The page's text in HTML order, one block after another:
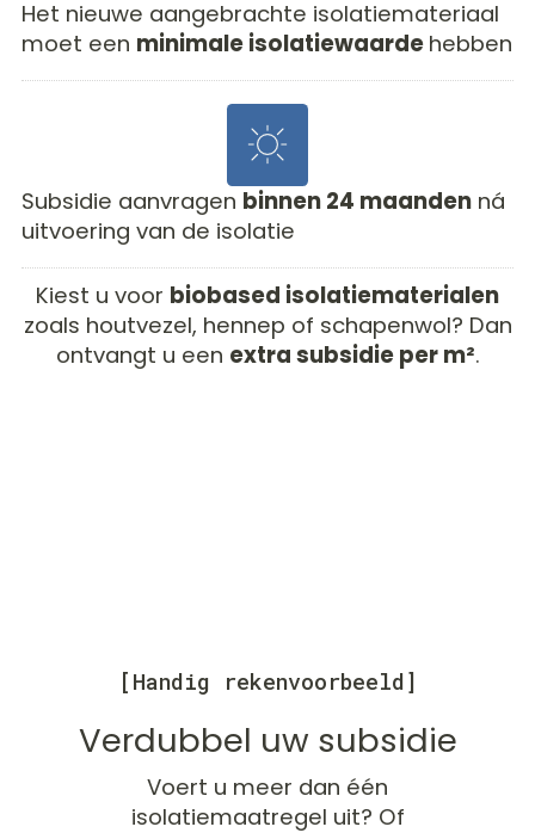
Het nieuwe aangebrachte isolatiemateriaal
moet een minimale isolatiewaarde hebben
Subsidie aanvragen binnen 24 maanden ná
uitvoering van de isolatie
Kiest u voor biobased isolatiematerialen
zoals houtvezel, hennep of schapenwol? Dan
ontvangt u een extra subsidie per m².
[Handig rekenvoorbeeld]
Verdubbel uw subsidie
Voert u meer dan één
isolatiemaatregel uit? Of